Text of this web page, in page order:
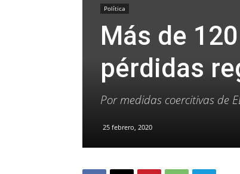
Política
Más de
pérdidas
Por medidas coercitivas de
25 febrero, 2020